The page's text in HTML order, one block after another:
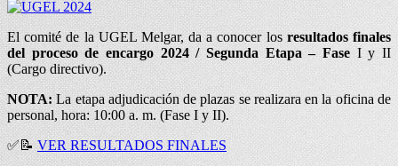
El comité de la UGEL Melgar, da a conocer los resultadosfinales
del proceso de encargo 2024 / Segunda Etapa – Fase I y II
(Cargo directivo).
NOTA:La etapa adjudicación de plazas se realizara en la oficina de
personal, hora: 10:00 a. m. (Fase I y II).
✅📝VER RESULTADOS FINALES